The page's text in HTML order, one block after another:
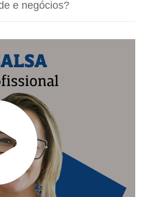
e negócios?